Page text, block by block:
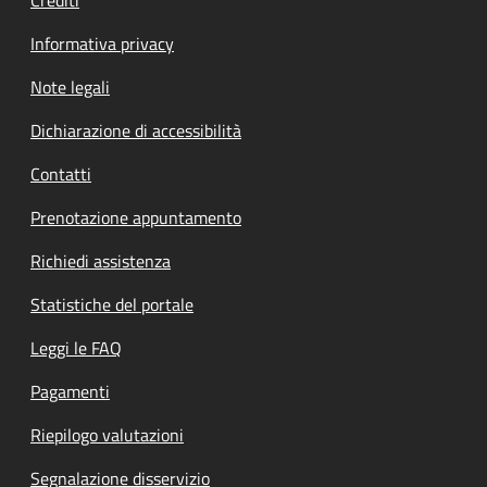
Informativa privacy
Note legali
Dichiarazione di accessibilità
Contatti
Prenotazione appuntamento
Richiedi assistenza
Statistiche del portale
Leggi le FAQ
Pagamenti
Riepilogo valutazioni
Segnalazione disservizio